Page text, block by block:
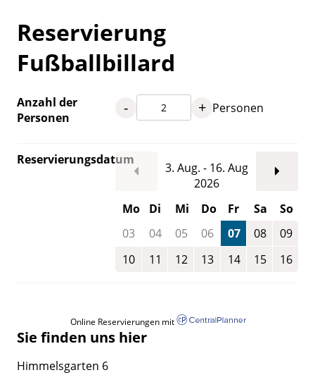
Reservierung
Fußballbillard
Anzahl der
Personen
- + Personen
Reservierungsdatum
3. Aug. - 16. Aug
2026
Mo
Di Mi Do Fr Sa
So
03
04 05 06 07 08
09
10
11 12 13 14 15 16
Online Reservierungen mit
Sie finden uns hier
Himmelsgarten 6